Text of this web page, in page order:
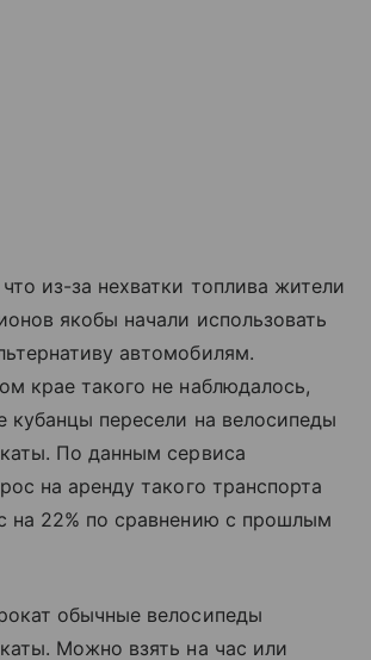
из-за нехватки топлива жители
якобы начали использовать
автомобилям.
крае такого не наблюдалось,
кубанцы пересели на велосипеды
По данным сервиса
на аренду такого транспорта
на 22% по сравнению с прошлым
обычные велосипеды
Можно взять на час или